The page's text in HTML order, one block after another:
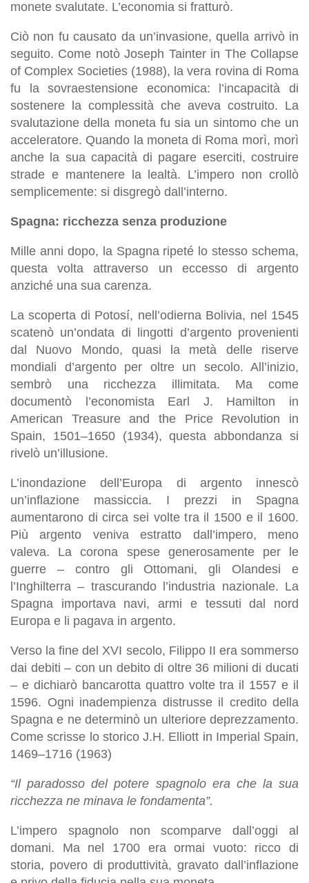
monete svalutate. L’economia si fratturò.
Ciò non fu causato da un’invasione, quella arrivò in
seguito. Come notò Joseph Tainter in The Collapse
of Complex Societies (1988), la vera rovina di Roma
fu la sovraestensione economica: l’incapacità di
sostenere la complessità che aveva costruito. La
svalutazione della moneta fu sia un sintomo che un
acceleratore. Quando la moneta di Roma morì, morì
anche la sua capacità di pagare eserciti, costruire
strade e mantenere la lealtà. L’impero non crollò
semplicemente: si disgregò dall’interno.
Spagna: ricchezza senza produzione
Mille anni dopo, la Spagna ripeté lo stesso schema,
questa volta attraverso un eccesso di argento
anziché una sua carenza.
La scoperta di Potosí, nell’odierna Bolivia, nel 1545
scatenò un’ondata di lingotti d’argento provenienti
dal Nuovo Mondo, quasi la metà delle riserve
mondiali d’argento per oltre un secolo. All’inizio,
sembrò una ricchezza illimitata. Ma come
documentò l’economista Earl J. Hamilton in
American Treasure and the Price Revolution in
Spain, 1501–1650 (1934), questa abbondanza si
rivelò un’illusione.
L’inondazione dell’Europa di argento innescò
un’inflazione massiccia. I prezzi in Spagna
aumentarono di circa sei volte tra il 1500 e il 1600.
Più argento veniva estratto dall’impero, meno
valeva. La corona spese generosamente per le
guerre – contro gli Ottomani, gli Olandesi e
l’Inghilterra – trascurando l’industria nazionale. La
Spagna importava navi, armi e tessuti dal nord
Europa e li pagava in argento.
Verso la fine del XVI secolo, Filippo II era sommerso
dai debiti – con un debito di oltre 36 milioni di ducati
– e dichiarò bancarotta quattro volte tra il 1557 e il
1596. Ogni inadempienza distrusse il credito della
Spagna e ne determinò un ulteriore deprezzamento.
Come scrisse lo storico J.H. Elliott in Imperial Spain,
1469–1716 (1963)
“Il paradosso del potere spagnolo era che la sua
ricchezza ne minava le fondamenta”.
L’impero spagnolo non scomparve dall’oggi al
domani. Ma nel 1700 era ormai vuoto: ricco di
storia, povero di produttività, gravato dall’inflazione